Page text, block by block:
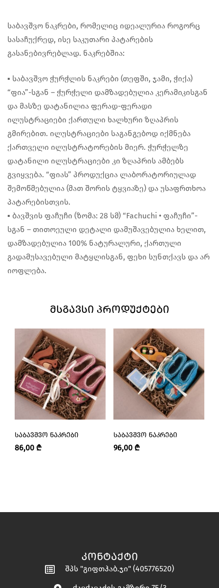
საბავშვო ნაკრები, რომელიც იდეალურია როგორც
სასაჩუქრედ, ისე საკუთარი პატარების
გასანებივრებლად. ნაკრებშია:
▪︎ საბავშვო ჭურჭლის ნაკრები (თეფში, ჯამი, ჭიქა)
“ფია”-სგან – ჭურჭელი დამზადებულია კერამიკისგან
და მასზე დატანილია ფერად-ფერადი
ილუსტრაციები ქართული ხალხური ზღაპრის
გმირებით. ილუსტრაციები საგანგებოდ იქმნება
ქართველი ილუსტრატორების მიერ. ჭურჭელზე
დატანილი ილუსტრაციები კი ზღაპრის ამბებს
გვიყვება. “ფიას” პროდუქცია ლაბორატორიულად
შემოწმებულია (მათ შორის ტყვიაზე) და უსაფრთხოა
პატარებისთვის.
▪︎ ბავშვის ფაჩუჩი (ზომა: 28 სმ) “Fachuchi • ფაჩუჩი”-
სგან – თითოეული დეტალი დამუშავებულია ხელით,
დამზადებულია 100% ნატურალური, ქართული
გადამუსავებული მატყლისგან, ფეხი სუნთქავს და არ
იოფლება.
ᲛᲡᲒᲐᲕᲡᲘ ᲞᲠᲝᲓᲣᲥᲢᲔᲑᲘ
ᲡᲐᲑᲐᲕᲨᲕᲝ ᲜᲐᲙᲠᲔᲑᲘ
86,00 ₾
ᲡᲐᲑᲐᲕᲨᲕᲝ ᲜᲐᲙᲠᲔᲑᲘ
96,00 ₾
ᲙᲝᲜᲢᲐᲥᲢᲘ
შპს "გიფთჰაბ.ჯი" (405776520)